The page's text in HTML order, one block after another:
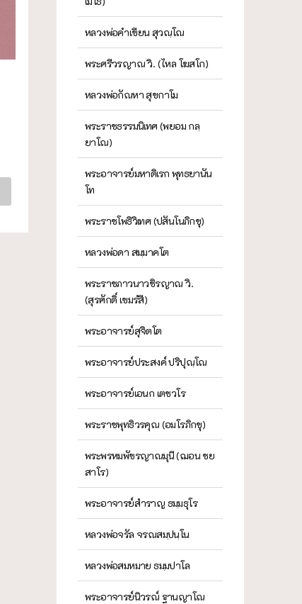
หลวงพ่อคำเขียน สุวณฺโณ
พระศรีวรญาณ วิ. (ไหล โฆสโก)
หลวงพ่อกัณหา สุขกาโม
พระราชธรรมนิเทศ (พยอม กลฺ
ยาโณ)
พระอาจารย์มหาดิเรก พุทธยานัน
โท
พระราชโพธิวิเทศ (ปสันโนภิกขุ)
หลวงพ่อดา สมฺมาคโต
พระราชภาวนาวชิรญาณ วิ.
(สุรศักดิ์ เขมรํสี)
พระอาจารย์สุจิตโต
พระอาจารย์ประสงค์ ปริปุณฺโณ
พระอาจารย์เอนก เตชวโร
พระราชพุทธิวรคุณ (อมโรภิกขุ)
พระพรหมพัชรญาณมุนี (ฌอน ชย
สาโร)
พระอาจารย์สำราญ ธมฺมธุโร
หลวงพ่อจรัล จรณสมฺปนฺโน
หลวงพ่อสมหมาย ธมฺมปาโล
พระอาจารย์นิวรณ์ ฐานญาโณ